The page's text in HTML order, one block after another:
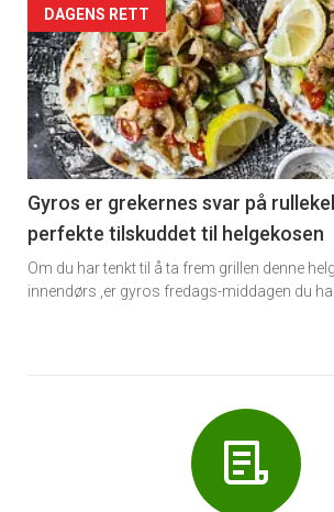
Forsiden
akkurat
nå
-
6
DAGENS RETT
Gyros er grekernes svar på
perfekte tilskuddet til helgekosen
Om du har tenkt til å ta frem grillen denne
innendørs ,er gyros fredags-middagen du